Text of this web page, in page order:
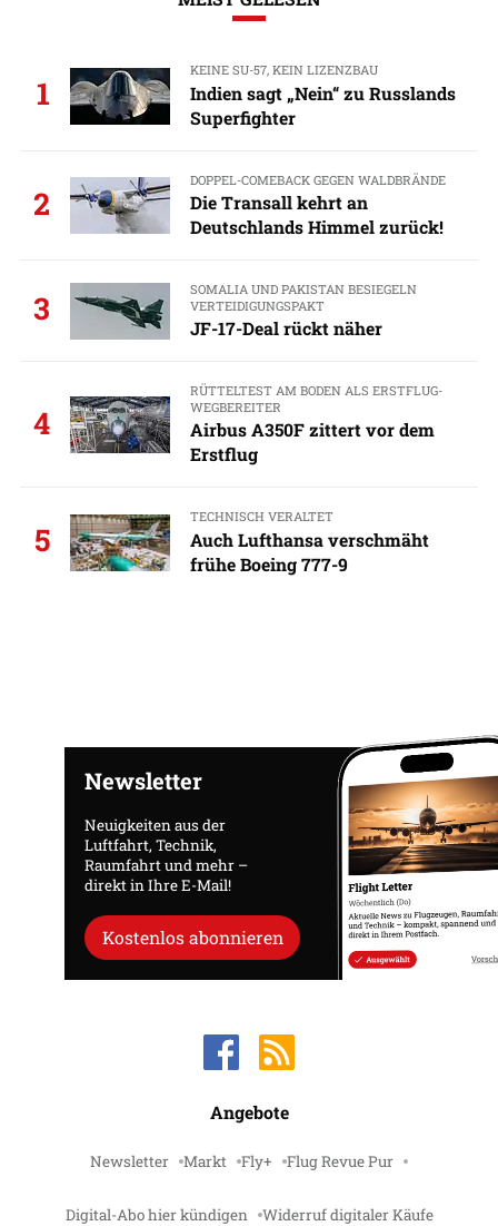
1
KEINE SU-57, KEIN LIZENZBAU
Indien sagt „Nein“ zu Russlands
Superfighter
2
DOPPEL-COMEBACK GEGEN WALDBRÄNDE
Die Transall kehrt an
Deutschlands Himmel zurück!
3
SOMALIA UND PAKISTAN BESIEGELN
VERTEIDIGUNGSPAKT
JF-17-Deal rückt näher
4
RÜTTELTEST AM BODEN ALS ERSTFLUG-
WEGBEREITER
Airbus A350F zittert vor dem
Erstflug
5
TECHNISCH VERALTET
Auch Lufthansa verschmäht
frühe Boeing 777-9
Newsletter
Neuigkeiten aus der
Luftfahrt, Technik,
Raumfahrt und mehr –
direkt in Ihre E-Mail!
Kostenlos abonnieren
Angebote
Newsletter Markt Fly+ Flug Revue Pur
Digital-Abo hier kündigen Widerruf digitaler Käufe